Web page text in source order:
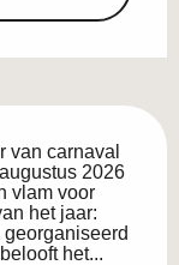
van carnaval
2026
vlam voor
het jaar:
het...